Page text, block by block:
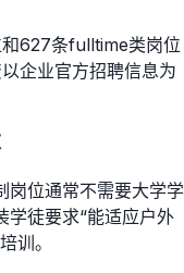
627条fulltime类岗位
企业官方招聘信息为
岗位通常不需要大学学
学徒要求“能适应户外
训。